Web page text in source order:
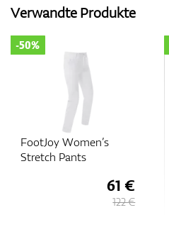
Verwandte Produkte
FootJoy Women’s
Stretch Pants
-50%
61 €
122 €